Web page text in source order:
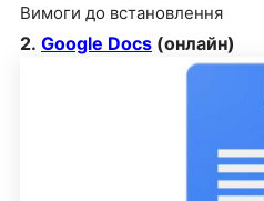
Вимоги до встановлення
2. Google Docs (онлайн)